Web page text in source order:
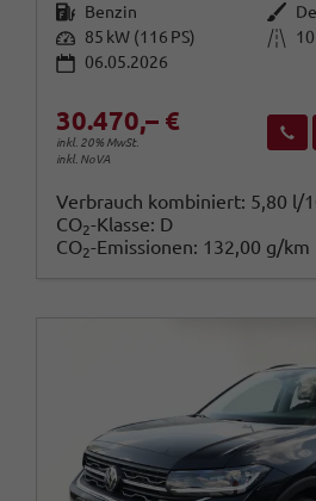
Kraftstoff Benzin Außenfarbe
Leistung 85 kW (116 PS) Kilometerstand
06.05.2026
30.470,– €
inkl. 20% MwSt.
inkl. NoVA
Verbrauch kombiniert: 5,80 l/
CO2-Klasse: D
CO2-Emissionen: 132,00 g/km